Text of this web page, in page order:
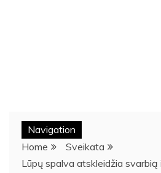
Navigation
Home
Sveikata
Lūpų spalva atskleidžia